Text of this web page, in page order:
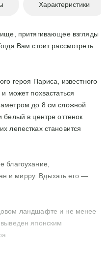
Характеристики
притягивающее взгляды
Вам стоит рассмотреть
героя Париса, известного
может похвастаться
до 8 см сложной
белый в центре оттенок
лепестках становится
благоухание,
и мирру. Вдыхать его —
ландшафте и не менее
японским